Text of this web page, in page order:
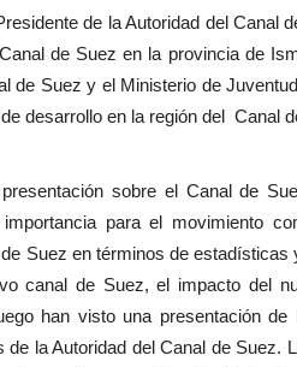
de la Autoridad del Canal
de Suez en la provincia de
de Suez y el Ministerio de
desarrollo en la región del Canal
sobre el Canal de
para el movimiento
Suez en términos de
canal de Suez, el impacto del
han visto una presentación
la Autoridad del Canal de Suez.